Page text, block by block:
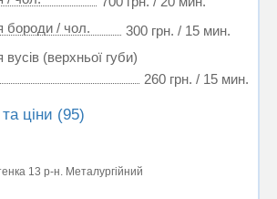
бороди / чол.
300 грн. / 15 мин.
вусів (верхньої губи)
260 грн. / 15 мин.
ціни (95)
13 р-н. Металургійний